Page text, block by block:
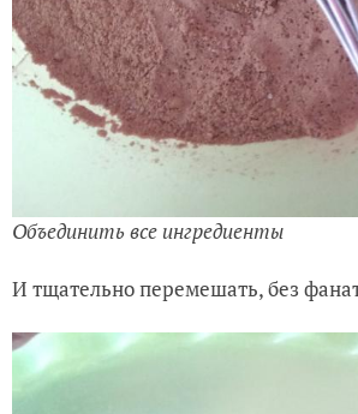
Объединить все ингредиенты
И тщательно перемешать, без